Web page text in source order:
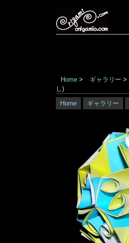
Home > ギャラリー >
し)
Home
ギャラリー